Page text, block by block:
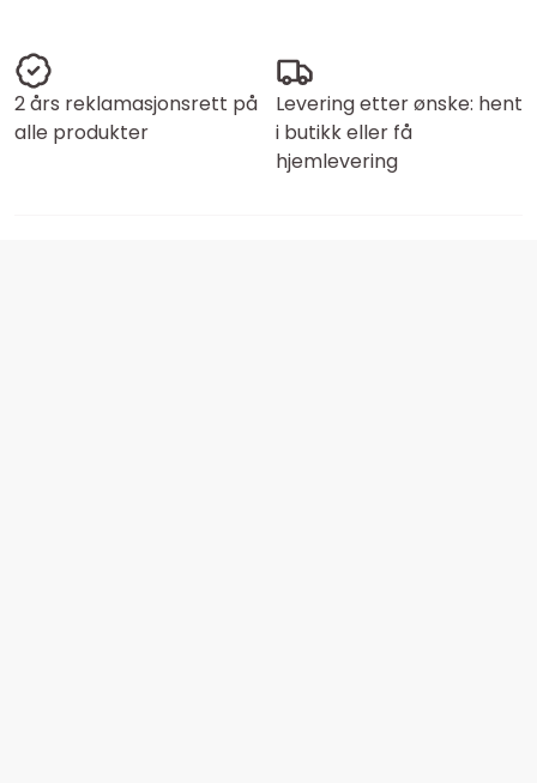
2 års reklamasjonsrett på
alle produkter
Levering etter ønske: hent
i butikk eller få
hjemlevering